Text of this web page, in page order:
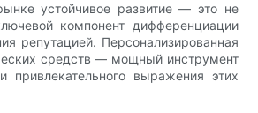
устойчивое развитие — это не
компонент дифференциации
репутацией. Персонализированная
средств — мощный инструмент
привлекательного выражения этих